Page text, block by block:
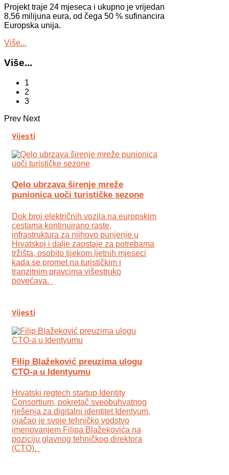
Projekt traje 24 mjeseca i ukupno je vrijedan
8,56 milijuna eura, od čega 50 % sufinancira
Europska unija.
Više...
Više...
1
2
3
Prev Next
Vijesti
Qelo ubrzava širenje mreže
punionica uoči turističke sezone
Dok broj električnih vozila na europskim
cestama kontinuirano raste,
infrastruktura za njihovo punjenje u
Hrvatskoj i dalje zaostaje za potrebama
tržišta, osobito tijekom ljetnih mjeseci
kada se promet na turističkim i
tranzitnim pravcima višestruko
povećava.
Vijesti
Filip Blažeković preuzima ulogu
CTO-a u Identyumu
Hrvatski regtech startup Identity
Consortium, pokretač sveobuhvatnog
rješenja za digitalni identitet Identyum,
ojаčao je svoje tehničko vodstvo
imenovanjem Filipa Blažekovića na
poziciju glavnog tehničkog direktora
(CTO).